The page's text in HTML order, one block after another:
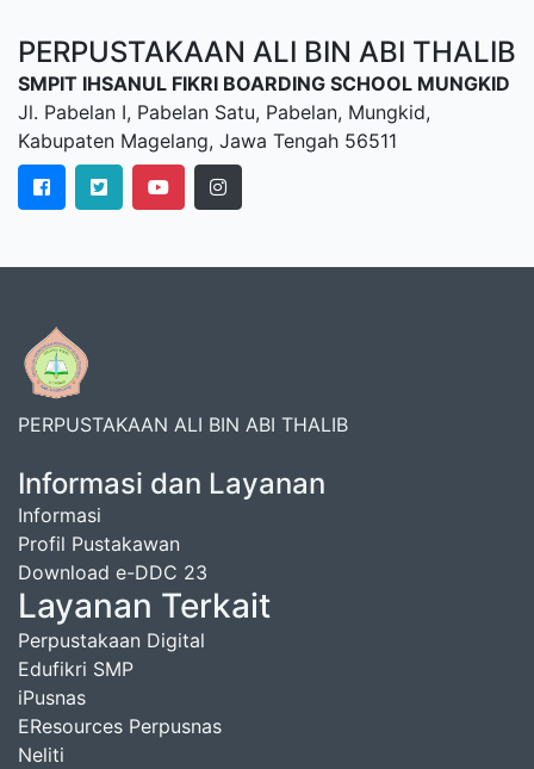
PERPUSTAKAAN ALI BIN ABI THALIB
SMPIT IHSANUL FIKRI BOARDING SCHOOL MUNGKID
Jl. Pabelan I, Pabelan Satu, Pabelan, Mungkid,
Kabupaten Magelang, Jawa Tengah 56511
PERPUSTAKAAN ALI BIN ABI THALIB
Informasi dan Layanan
Informasi
Profil Pustakawan
Download e-DDC 23
Layanan Terkait
Perpustakaan Digital
Edufikri SMP
iPusnas
EResources Perpusnas
Neliti